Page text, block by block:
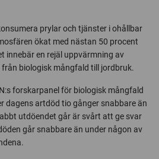
prylar och tjänster i ohållbar
ökat med nästan 50 procent
innebär en rejäl uppvärmning av
biologisk mångfald till jordbruk.
forskarpanel för biologisk mångfald
dagens artdöd tio gånger snabbare än
utdöendet går är svårt att ge svar
går snabbare än under någon av